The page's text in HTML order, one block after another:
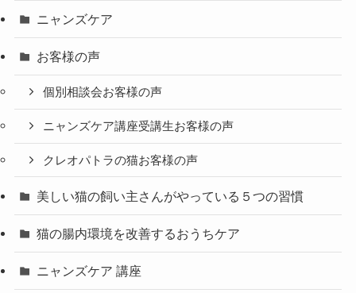
ニャンズケア
お客様の声
個別相談会お客様の声
ニャンズケア講座受講生お客様の声
クレオパトラの猫お客様の声
美しい猫の飼い主さんがやっている５つの習慣
猫の腸内環境を改善するおうちケア
ニャンズケア 講座